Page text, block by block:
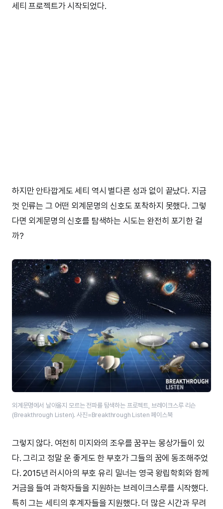
세티 프로젝트가 시작되었다.
하지만 안타깝게도 세티 역시 별다른 성과 없이 끝났다. 지금
껏 인류는 그 어떤 외계문명의 신호도 포착하지 못했다. 그렇
다면 외계문명의 신호를 탐색하는 시도는 완전히 포기한 걸
까?
외계문명에서 날아올지 모르는 전파를 탐색하는 프로젝트, 브레이크스루 리슨
(Breakthrough Listen). 사진=Breakthrough Listen 페이스북
그렇지 않다. 여전히 미지와의 조우를 꿈꾸는 몽상가들이 있
다. 그리고 정말 운 좋게도 한 부호가 그들의 꿈에 동조해주었
다. 2015년 러시아의 부호 유리 밀너는 영국 왕립학회와 함께
거금을 들여 과학자들을 지원하는 브레이크스루를 시작했다.
특히 그는 세티의 후계자들을 지원했다. 더 많은 시간과 무려